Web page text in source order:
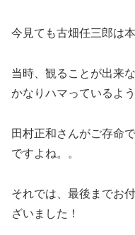
今見ても古畑任三郎は
当時、観ることが出来
かなりハマっているよう
田村正和さんがご存命
ですよね。。
それでは、最後までお
ざいました！